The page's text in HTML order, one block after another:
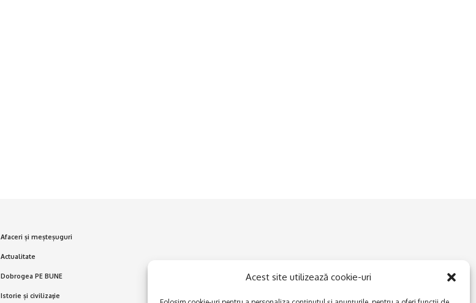
Acest site utilizează cookie-uri
Afaceri și meșteșuguri
Actualitate
Dobrogea PE BUNE
Istorie și civilizaţie